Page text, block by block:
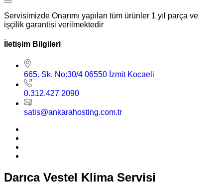
Servisimizde Onarımı yapılan tüm ürünler 1 yıl parça ve
işçilik garantisi verilmektedir
İletişim Bilgileri
665. Sk. No:30/4 06550 İzmit Kocaeli
0.312.427 2090
satis@ankarahosting.com.tr
Darıca Vestel Klima Servisi